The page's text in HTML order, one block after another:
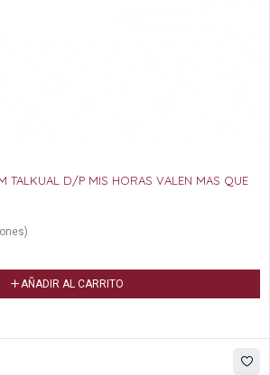
TALKUAL D/P MIS HORAS VALEN MAS QUE
AÑADIR AL CARRITO